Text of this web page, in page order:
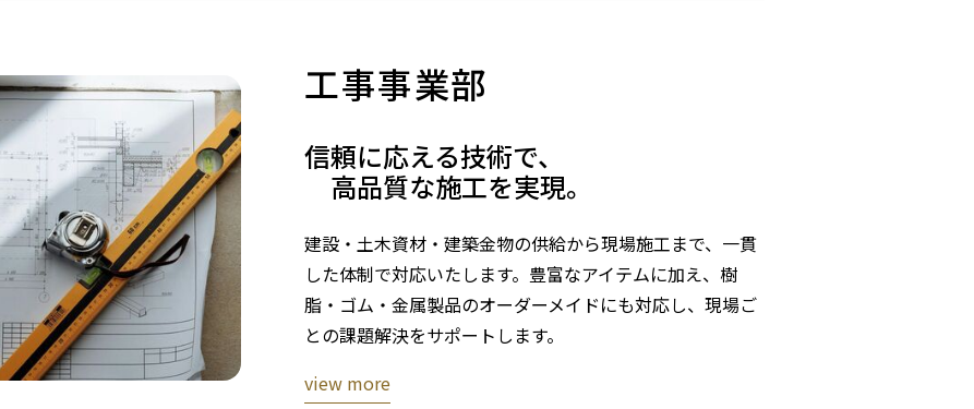
工事事業部
信頼に応える技術で、
高品質な施工を実現。
建設・土木資材・建築金物の供給から現場施工まで、一貫
した体制で対応いたします。豊富なアイテムに加え、樹
脂・ゴム・金属製品のオーダーメイドにも対応し、現場ご
との課題解決をサポートします。
view more